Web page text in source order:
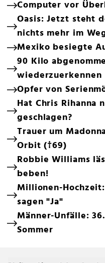
Computer vor
Oasis: Jetzt steht
nichts mehr im
Mexiko besiegte
90 Kilo
wiederzuerkennen
Opfer von
Hat Chris Rihanna
geschlagen?
Trauer um
Orbit (†69)
Robbie Williams
beben!
Millionen-
sagen "Ja"
Männer-Unfälle:
Sommer